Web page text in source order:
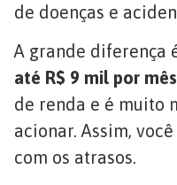
de doenças e
A grande diferença
até R$ 9 mil por mês
de renda e é muito
acionar. Assim,
com os atrasos.